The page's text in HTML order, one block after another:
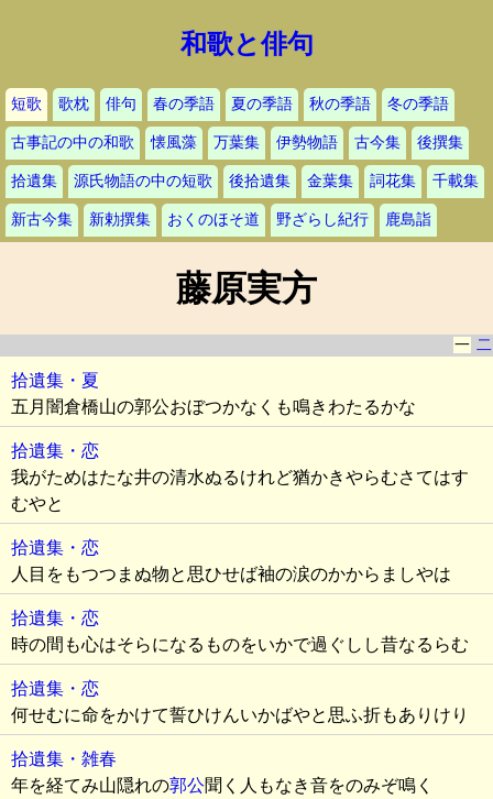
和歌と俳句
短歌 歌枕 俳句 春の季語 夏の季語 秋の季語 冬の季語
古事記の中の和歌 懐風藻 万葉集 伊勢物語 古今集 後撰集
拾遺集 源氏物語の中の短歌 後拾遺集 金葉集 詞花集 千載集
新古今集 新勅撰集 おくのほそ道 野ざらし紀行 鹿島詣
藤原実方
一 二
拾遺集・夏
五月闇倉橋山の郭公おぼつかなくも鳴きわたるかな
拾遺集・恋
我がためはたな井の清水ぬるけれど猶かきやらむさてはす
むやと
拾遺集・恋
人目をもつつまぬ物と思ひせば袖の涙のかからましやは
拾遺集・恋
時の間も心はそらになるものをいかで過ぐしし昔なるらむ
拾遺集・恋
何せむに命をかけて誓ひけんいかばやと思ふ折もありけり
拾遺集・雑春
年を経てみ山隠れの郭公聞く人もなき音をのみぞ鳴く